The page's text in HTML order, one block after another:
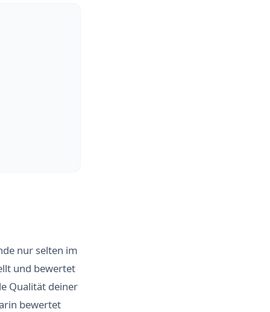
nur selten im
und bewertet
Qualität deiner
bewertet